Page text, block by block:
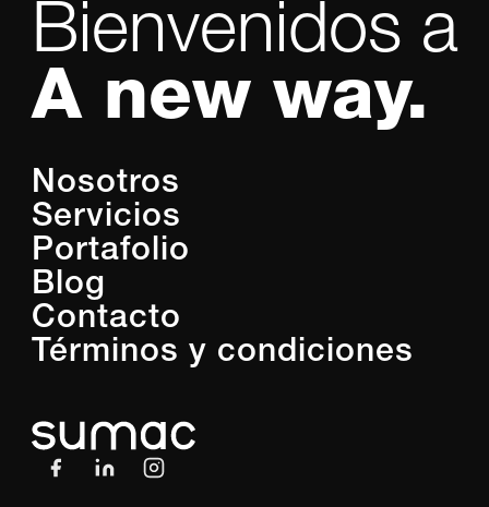
Bienvenidos a
A new way.
Nosotros
Servicios
Portafolio
Blog
Contacto
Términos y condiciones